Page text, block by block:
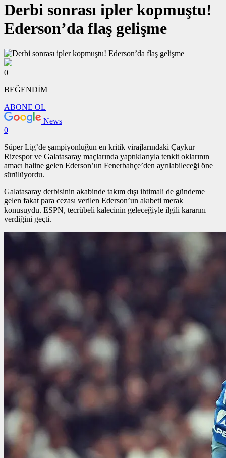
Derbi sonrası ipler kopmuştu!
Ederson’da flaş gelişme
0
BEĞENDİM
ABONE OL
News
0
Süper Lig’de şampiyonluğun en kritik virajlarındaki Çaykur
Rizespor ve Galatasaray maçlarında yaptıklarıyla tenkit oklarının
amacı haline gelen Ederson’un Fenerbahçe’den ayrılabileceği öne
sürülüyordu.
Galatasaray derbisinin akabinde takım dışı ihtimali de gündeme
gelen fakat para cezası verilen Ederson’un akıbeti merak
konusuydu. ESPN, tecrübeli kalecinin geleceğiyle ilgili kararını
verdiğini geçti.